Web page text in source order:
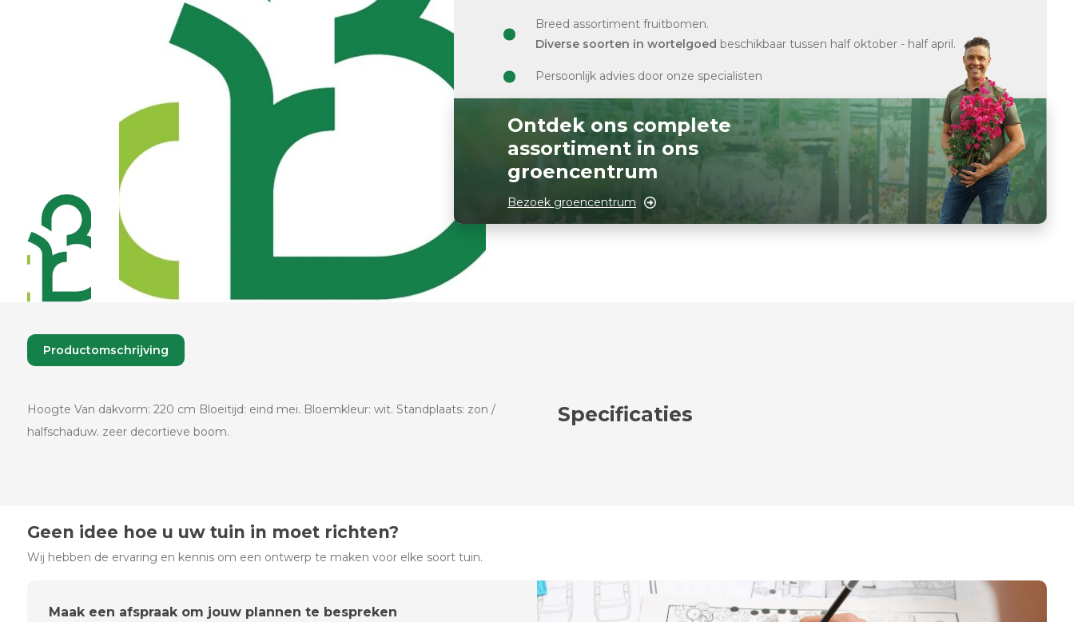
Breed assortiment fruitbomen.
Diverse soorten in wortelgoed beschikbaar tussen half oktober - half april.
Persoonlijk advies door onze specialisten
Ontdek ons complete
assortiment in ons
groencentrum
Bezoek groencentrum
Productomschrijving
Hoogte Van dakvorm: 220 cm Bloeitijd: eind mei. Bloemkleur: wit. Standplaats: zon /
halfschaduw. zeer decortieve boom.
Specificaties
Geen idee hoe u uw tuin in moet richten?
Wij hebben de ervaring en kennis om een ontwerp te maken voor elke soort tuin.
Maak een afspraak om jouw plannen te bespreken